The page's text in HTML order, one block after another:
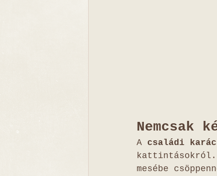
Nemcsak
A családi
kattintásokról.
mesébe